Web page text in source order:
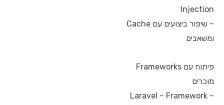
Injection
– שיפור ביצועים עם Cache
ומשאבים
פיתוח עם Frameworks
מוכרים
– Laravel – Framework